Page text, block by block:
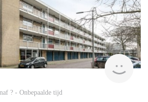
? - Onbepaalde tijd